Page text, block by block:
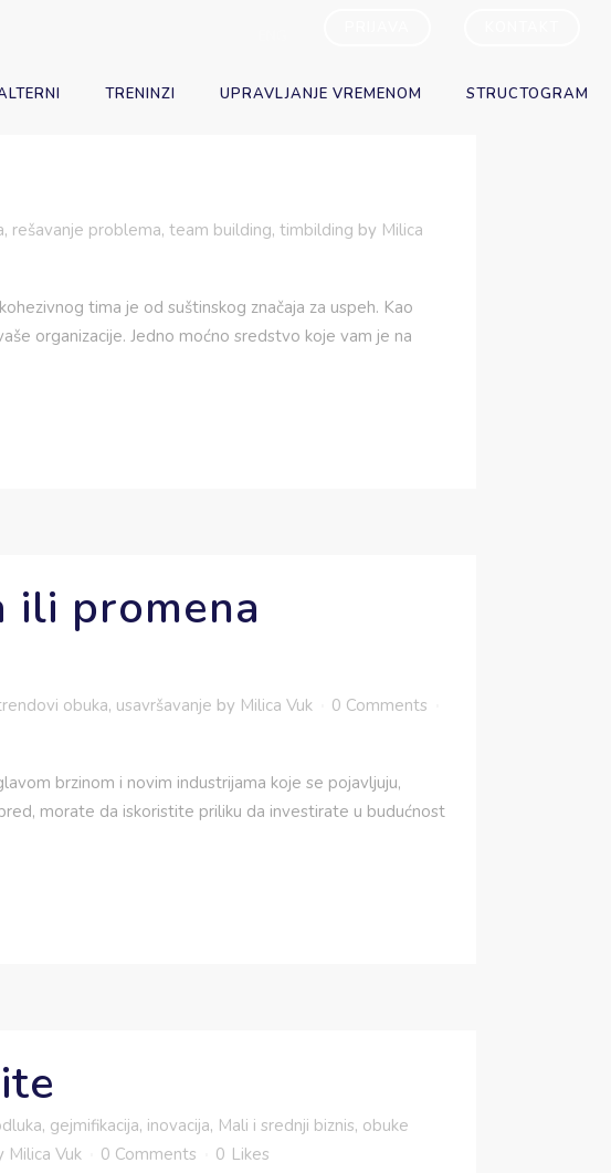
TRENINZI UPRAVLJANJE VREMENOM STRUCTOGRAM
, rešavanje problema, team building, timbilding by Milica
tima je od suštinskog značaja za uspeh. Kao
organizacije. Jedno moćno sredstvo koje vam je na
ili promena
obuka, usavršavanje by Milica Vuk
0 Comments
brzinom i novim industrijama koje se pojavljuju,
morate da iskoristite priliku da investirate u budućnost
, gejmifikacija, inovacija, Mali i srednji biznis, obuke
Milica Vuk 0 Comments 0 Likes